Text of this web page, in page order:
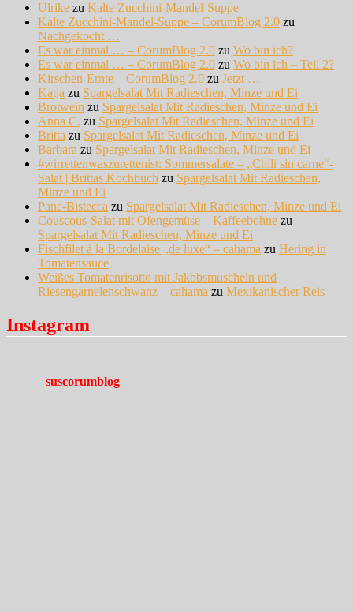
Ulrike zu Kalte Zucchini-Mandel-Suppe
Kalte Zucchini-Mandel-Suppe – CorumBlog 2.0 zu
Nachgekocht …
Es war einmal … – CorumBlog 2.0 zu Wo bin ich?
Es war einmal … – CorumBlog 2.0 zu Wo bin ich – Teil 2?
Kirschen-Ernte – CorumBlog 2.0 zu Jetzt …
Katja zu Spargelsalat Mit Radieschen, Minze und Ei
Brotwein zu Spargelsalat Mit Radieschen, Minze und Ei
Anna C. zu Spargelsalat Mit Radieschen, Minze und Ei
Britta zu Spargelsalat Mit Radieschen, Minze und Ei
Barbara zu Spargelsalat Mit Radieschen, Minze und Ei
#wirrettenwaszurettenist: Sommersalate – „Chili sin carne“-
Salat | Brittas Kochbuch zu Spargelsalat Mit Radieschen,
Minze und Ei
Pane-Bistecca zu Spargelsalat Mit Radieschen, Minze und Ei
Couscous-Salat mit Ofengemüse – Kaffeebohne zu
Spargelsalat Mit Radieschen, Minze und Ei
Fischfilet à la Bordelaise „de luxe“ – cahama zu Hering in
Tomatensauce
Weißes Tomatenrisotto mit Jakobsmuscheln und
Riesengarnelenschwanz – cahama zu Mexikanischer Reis
Instagram
suscorumblog